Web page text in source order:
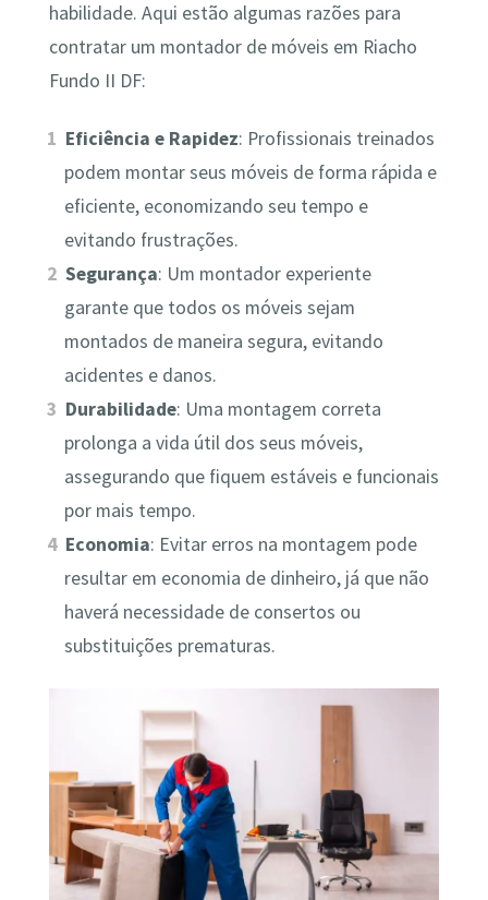
habilidade. Aqui estão algumas razões para
contratar um montador de móveis em Riacho
Fundo II DF:
Eficiência e Rapidez: Profissionais treinados
podem montar seus móveis de forma rápida e
eficiente, economizando seu tempo e
evitando frustrações.
Segurança: Um montador experiente
garante que todos os móveis sejam
montados de maneira segura, evitando
acidentes e danos.
Durabilidade: Uma montagem correta
prolonga a vida útil dos seus móveis,
assegurando que fiquem estáveis e funcionais
por mais tempo.
Economia: Evitar erros na montagem pode
resultar em economia de dinheiro, já que não
haverá necessidade de consertos ou
substituições prematuras.